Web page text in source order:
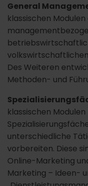
General
klassischen
Des Weiteren
Methoden- und
klassischen
unterschiedliche
vorbereiten. Diese
Online-Marketing
Marketing – Ideen-